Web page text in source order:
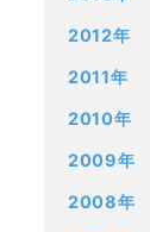
2012年
2011年
2010年
2009年
2008年